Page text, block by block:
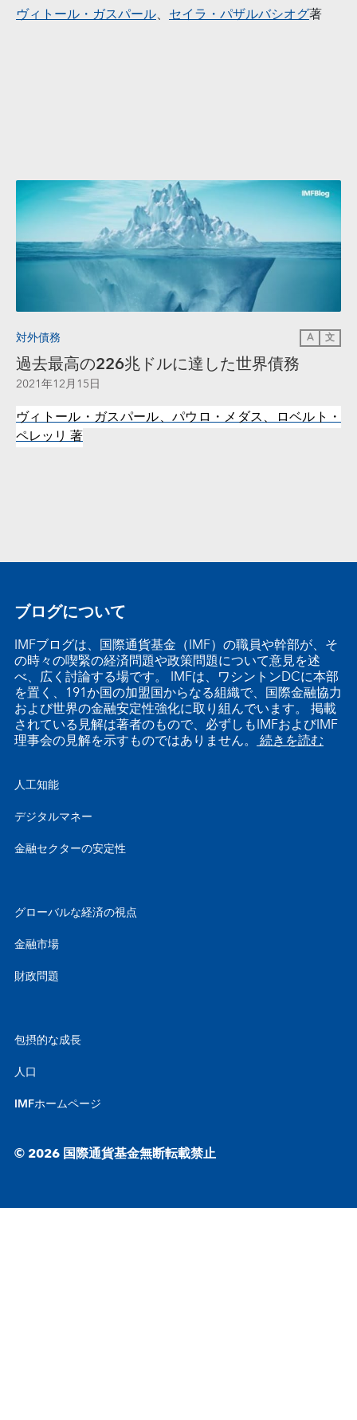
ヴィトール・ガスパール、 セイラ・パザルバシオグ著
対外債務 A 文
過去最高の226兆ドルに達した世界債務
2021年12月15日
ヴィトール・ガスパール、パウロ・メダス、ロベルト・
ペレッリ著
ブログについて
IMFブログは、国際通貨基金（IMF）の職員や幹部が、そ
の時々の喫緊の経済問題や政策問題について意見を述
べ、広く討論する場です。 IMFは、ワシントンDCに本部
を置く、191か国の加盟国からなる組織で、国際金融協力
および世界の金融安定性強化に取り組んでいます。 掲載
されている見解は著者のもので、必ずしもIMFおよびIMF
理事会の見解を示すものではありません。 続きを読む
人工知能
デジタルマネー
金融セクターの安定性
グローバルな経済の視点
金融市場
財政問題
包摂的な成長
人口
IMFホームページ
© 2026 国際通貨基金無断転載禁止